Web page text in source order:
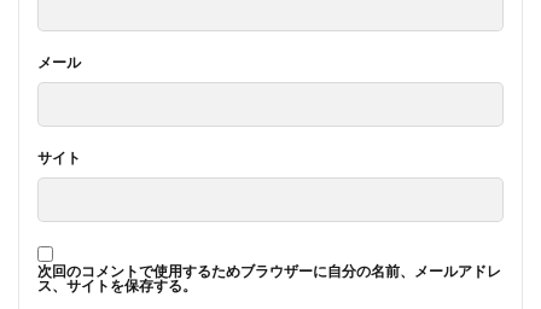
メール
サイト
次回のコメントで使用するためブラウザーに自分の名前、メールアドレ
ス、サイトを保存する。